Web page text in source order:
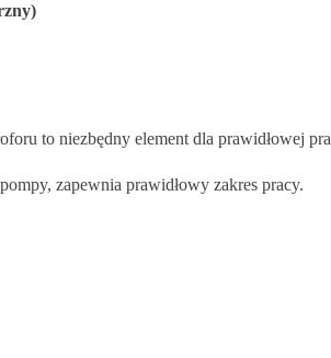
to niezbędny element dla prawidłowej
zapewnia prawidłowy zakres pracy.